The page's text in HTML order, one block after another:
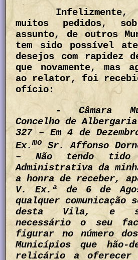
muitos pedidos,
assunto, de outros
tem sido possível
desejos com rapidez
que novamente, mas
ao relator, foi
ofício:
-Câmara
Concelho de
327 – Em 4 de
Ex.mo
Sr. Affonso
– Não tendo tido
Administrativa da
a honra de receber,
V. Ex.ª de 6 de
qualquer comunicação
desta Vila, e
necessário o seu
figurar no número
Municípios que hão-
relicário a oferecer